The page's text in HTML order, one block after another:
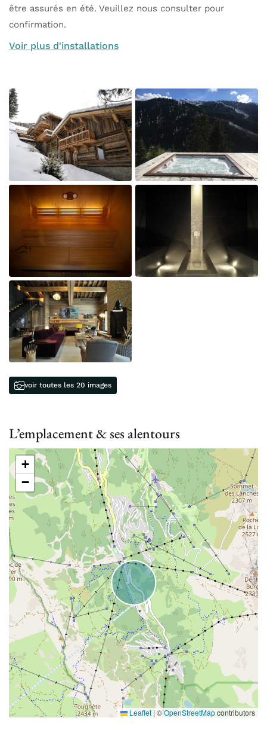
être assurés en été. Veuillez nous consulter pour
confirmation.
Voir plus d'installations
voir toutes les 20 images
L’emplacement & ses alentours
+
−
Leaflet | ©OpenStreetMapcontributors